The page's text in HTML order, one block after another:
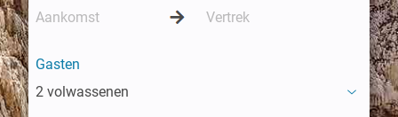
Gasten
2 volwassenen